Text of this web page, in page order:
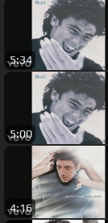
5:34
5:00
4:16